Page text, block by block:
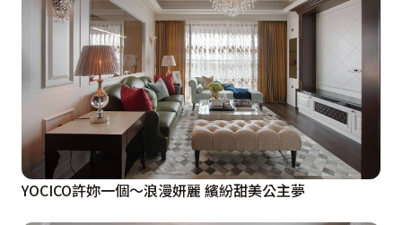
YOCICO許妳一個〜浪漫妍麗 繽紛甜美公主夢